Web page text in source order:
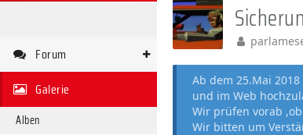
Forum
Galerie
Alben
Ab dem 25.Mai
und im Web
Wir prüfen vorab
Wir bitten um